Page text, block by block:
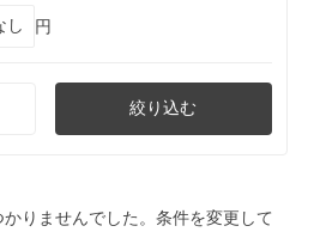
円
絞り込む
りませんでした。条件を変更して